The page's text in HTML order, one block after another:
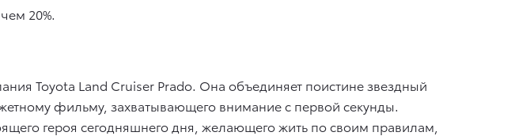
20%.
Toyota Land Cruiser Prado. Она объединяет поистине звездный
фильму, захватывающего внимание с первой секунды.
героя сегодняшнего дня, желающего жить по своим правилам,